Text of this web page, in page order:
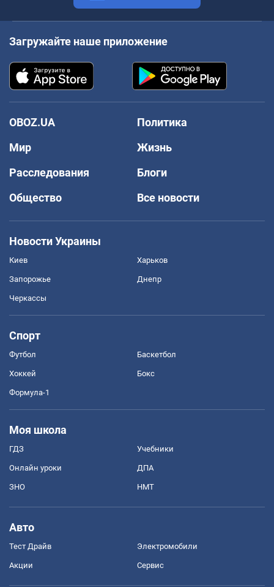
Загружайте наше приложение
OBOZ.UA
Политика
Мир
Жизнь
Расследования
Блоги
Общество
Все новости
Новости Украины
Киев Харьков
Запорожье Днепр
Черкассы
Спорт
Футбол Баскетбол
Хоккей Бокс
Формула-1
Моя школа
ГДЗ Учебники
Онлайн уроки ДПА
ЗНО НМТ
Авто
Тест Драйв Электромобили
Акции Сервис